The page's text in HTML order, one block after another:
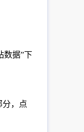
数据”下
分，点